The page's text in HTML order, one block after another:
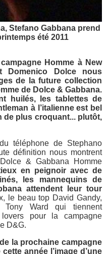
Stefano Gabbana prend
été 2011
Homme à New
Domenico Dolce nous
de la future collection
de Dolce & Gabbana.
huilés, les tablettes de
à l’italienne est bel
de plus croquant... plutôt,
téléphone de Stephano
définition nous montrent
& Gabbana Homme
en peignoir avec de
les mannequins de
attendent leur tour
le beau top David Gandy,
Ward qui tiennent
pour la campagne
D&G.
la prochaine campagne
année l’image d’une